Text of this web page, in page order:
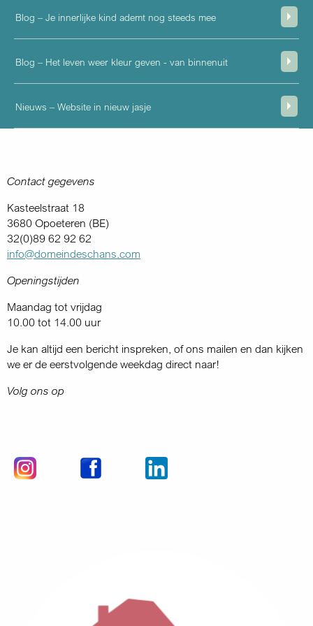
Blog – Je innerlijke kind ademt nog steeds mee
Blog – Het leven weer kleur geven - van binnenuit
Nieuws – Website in nieuw jasje
Contact gegevens
Kasteelstraat 18
3680 Opoeteren (BE)
32(0)89 62 92 62
info@domeindeschans.com
Openingstijden
Maandag tot vrijdag
10.00 tot 14.00 uur
Je kan altijd een bericht inspreken, of ons mailen en dan kijken
we er de eerstvolgende weekdag direct naar!
Volg ons op